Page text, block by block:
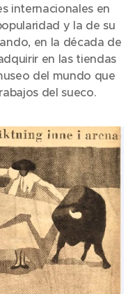
internacionales en
y la de su
en la década de
en las tiendas
del mundo que
del sueco.